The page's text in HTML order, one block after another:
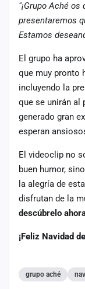
"¡Grupo Aché
presentaremos
Estamos
El grupo ha
que muy pronto
incluyendo la
que se unirán al
generado gran
esperan
El videoclip no
buen humor,
la alegría de
disfrutan de la
descúbrelo
¡Feliz Navidad
grupo aché